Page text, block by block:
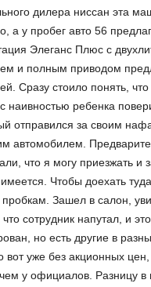
дилера ниссан эта
а у пробег авто 56
Элеганс Плюс с
и полным приводом
Сразу стоило понять, что
наивностью ребенка
отправился за своим
автомобилем.
что я могу приезжать и
Чтобы доехать
пробкам. Зашел в салон,
сотрудник напутал, и
но есть другие в
вот уже без акционных
у официалов. Разницу